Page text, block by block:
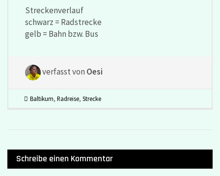
Streckenverlauf
schwarz = Radstrecke
gelb = Bahn bzw. Bus
verfasst von Oesi
Baltikum, Radreise, Strecke
Schreibe einen Kommentar